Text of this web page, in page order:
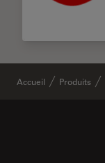
Accueil Produits